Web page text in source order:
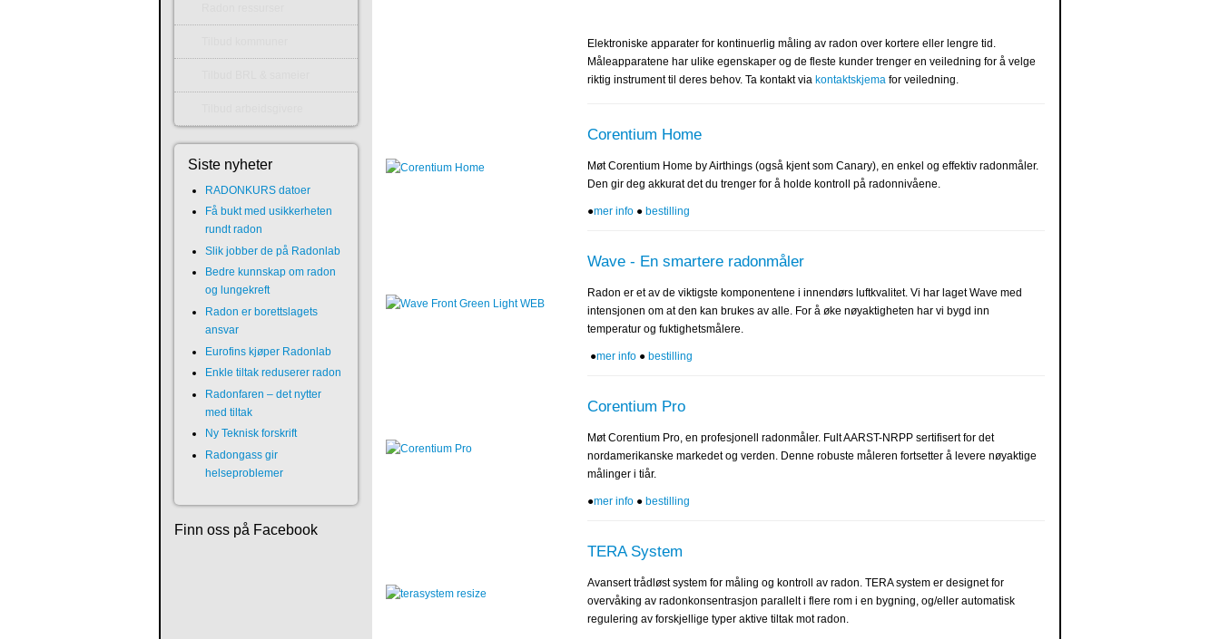
Elektroniske apparater for kontinuerlig måling av radon over kortere eller lengre tid.
Måleapparatene har ulike egenskaper og de fleste kunder trenger en veiledning for å velge
riktig instrument til deres behov. Ta kontakt via kontaktskjema for veiledning.
Corentium Home
Møt Corentium Home by Airthings (også kjent som Canary), en enkel og effektiv radonmåler.
Den gir deg akkurat det du trenger for å holde kontroll på radonnivåene.
●mer info ● bestilling
Wave - En smartere radonmåler
Radon er et av de viktigste komponentene i innendørs luftkvalitet. Vi har laget Wave med
intensjonen om at den kan brukes av alle. For å øke nøyaktigheten har vi bygd inn
temperatur og fuktighetsmålere.
●mer info ● bestilling
Corentium Pro
Møt Corentium Pro, en profesjonell radonmåler. Fult AARST-NRPP sertifisert for det
nordamerikanske markedet og verden. Denne robuste måleren fortsetter å levere nøyaktige
målinger i tiår.
●mer info ● bestilling
TERA System
Avansert trådløst system for måling og kontroll av radon. TERA system er designet for
overvåking av radonkonsentrasjon parallelt i flere rom i en bygning, og/eller automatisk
regulering av forskjellige typer aktive tiltak mot radon.
Siste nyheter
RADONKURS datoer
Få bukt med usikkerheten
rundt radon
Slik jobber de på Radonlab
Bedre kunnskap om radon
og lungekreft
Radon er borettslagets
ansvar
Eurofins kjøper Radonlab
Enkle tiltak reduserer radon
Radonfaren – det nytter
med tiltak
Ny Teknisk forskrift
Radongass gir
helseproblemer
Finn oss på Facebook